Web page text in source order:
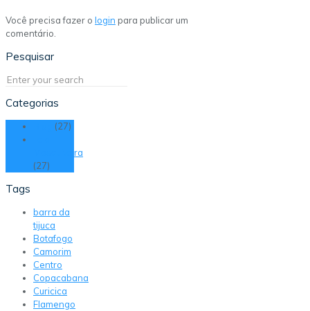
Você precisa fazer o login para publicar um
comentário.
Pesquisar
Categorias
(27)
Mosquiteira
(27)
Tags
barra da
tijuca
Botafogo
Camorim
Centro
Copacabana
Curicica
Flamengo